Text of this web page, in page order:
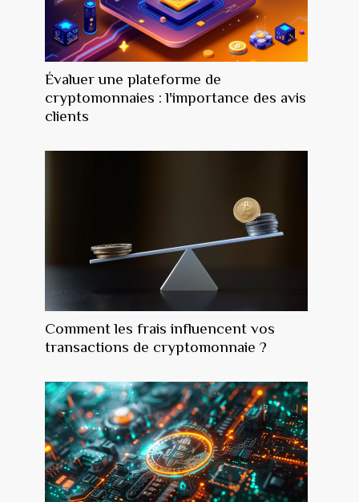
Évaluer une plateforme de
cryptomonnaies : l'importance des avis
clients
Comment les frais influencent vos
transactions de cryptomonnaie ?